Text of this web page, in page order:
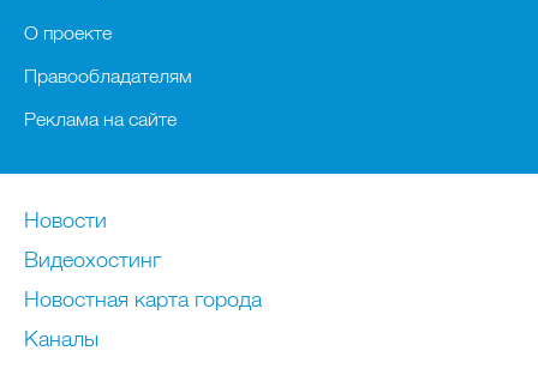
О проекте
Правообладателям
Реклама на сайте
Новости
Видеохостинг
Новостная карта города
Каналы